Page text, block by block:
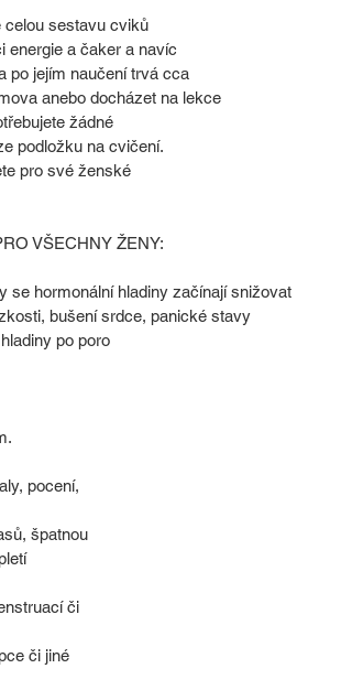
celou sestavu cviků
energie a čaker a navíc
po jejím naučení trvá cca
anebo docházet na lekce
žádné
podložku na cvičení.
pro své ženské
VŠECHNY ŽENY:
se hormonální hladiny začínají snižovat
bušení srdce, panické stavy
po poro
pocení,
či jiné